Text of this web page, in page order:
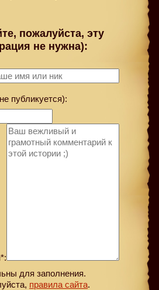
пожалуйста, эту
не нужна):
публикуется):
для заполнения.
правила сайта.